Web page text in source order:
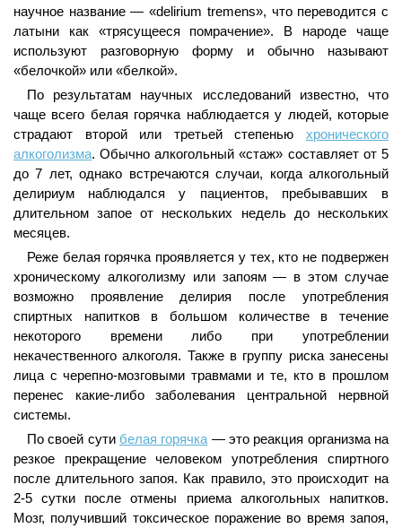
научное название — «delirium tremens», что переводится с
латыни как «трясущееся помрачение». В народе чаще
используют разговорную форму и обычно называют
«белочкой» или «белкой».
По результатам научных исследований известно, что
чаще всего белая горячка наблюдается у людей, которые
страдают второй или третьей степенью хронического
алкоголизма. Обычно алкогольный «стаж» составляет от 5
до 7 лет, однако встречаются случаи, когда алкогольный
делириум наблюдался у пациентов, пребывавших в
длительном запое от нескольких недель до нескольких
месяцев.
Реже белая горячка проявляется у тех, кто не подвержен
хроническому алкоголизму или запоям — в этом случае
возможно проявление делирия после употребления
спиртных напитков в большом количестве в течение
некоторого времени либо при употреблении
некачественного алкоголя. Также в группу риска занесены
лица с черепно-мозговыми травмами и те, кто в прошлом
перенес какие-либо заболевания центральной нервной
системы.
По своей сути белая горячка — это реакция организма на
резкое прекращение человеком употребления спиртного
после длительного запоя. Как правило, это происходит на
2-5 сутки после отмены приема алкогольных напитков.
Мозг, получивший токсическое поражение во время запоя,